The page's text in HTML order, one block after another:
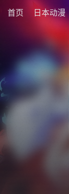
首页 日本动漫